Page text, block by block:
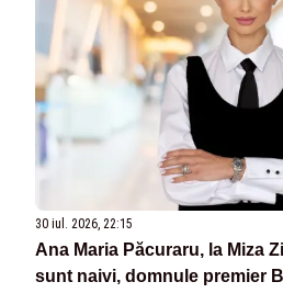
30 iul. 2026, 22:15
Ana Maria Păcuraru, la Miza
sunt naivi, domnule premier